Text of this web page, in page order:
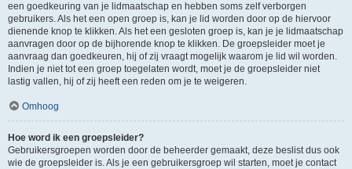
een goedkeuring van je lidmaatschap en hebben soms zelf verborgen
gebruikers. Als het een open groep is, kan je lid worden door op de hiervoor
dienende knop te klikken. Als het een gesloten groep is, kan je je lidmaatschap
aanvragen door op de bijhorende knop te klikken. De groepsleider moet je
aanvraag dan goedkeuren, hij of zij vraagt mogelijk waarom je lid wil worden.
Indien je niet tot een groep toegelaten wordt, moet je de groepsleider niet
lastig vallen, hij of zij heeft een reden om je te weigeren.
Omhoog
Hoe word ik een groepsleider?
Gebruikersgroepen worden door de beheerder gemaakt, deze beslist dus ook
wie de groepsleider is. Als je een gebruikersgroep wil starten, moet je contact